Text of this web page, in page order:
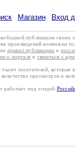
Магазин Вход
публикации
произведений возможна
правил публикации и
о портале и связаться с
посетителей,
просмотров и
под эгидой